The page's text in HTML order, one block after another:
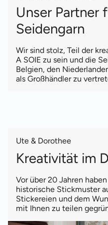
Unser Partner
Seidengarn
Wir sind stolz, Teil der
A SOIE zu sein und die
Belgien, den
als Großhändler zu
Ute & Dorothee
Kreativität im
Vor über 20 Jahren
historische Stickmuster
Stickereien und dem
mit Ihnen zu teilen